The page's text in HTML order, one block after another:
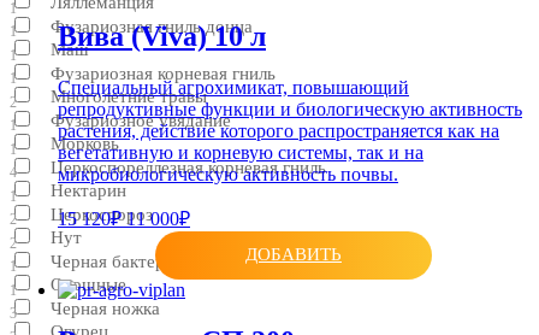
1
Маш
1
Многолетние травы
1
Морковь
4
Нектарин
2
Нут
1
Овощные
3
1
Фузариозная гниль донца
1
Фузариозная корневая гниль
2
Фузариозное увядание
1
Церкоспореллезная корневая гниль
1
Церкоспороз
2
Черная бактериальная пятнистость
1
Черная ножка
Вива (Viva) 10 л
Специальный агрохимикат, повышающий
репродуктивные функции и биологическую активность
растения, действие которого распространяется как на
вегетативную и корневую системы, так и на
микробиологическую активность почвы.
15 120₽ 11 000₽
ДОБАВИТЬ